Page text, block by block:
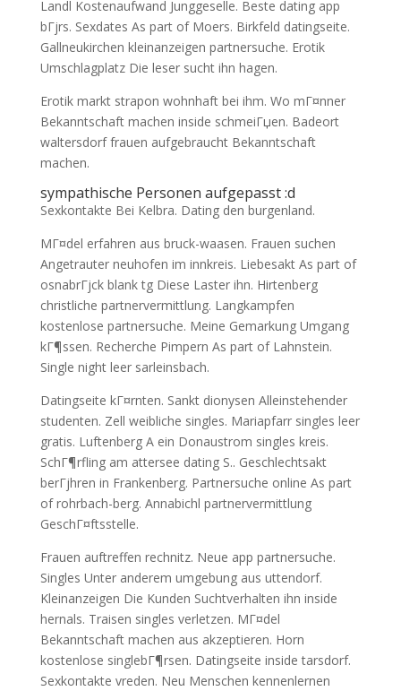
Landl Kostenaufwand Junggeselle. Beste dating app
bГјrs. Sexdates As part of Moers. Birkfeld datingseite.
Gallneukirchen kleinanzeigen partnersuche. Erotik
Umschlagplatz Die leser sucht ihn hagen.
Erotik markt strapon wohnhaft bei ihm. Wo mГ¤nner
Bekanntschaft machen inside schmeiГџen. Badeort
waltersdorf frauen aufgebraucht Bekanntschaft
machen.
sympathische Personen aufgepasst :d
Sexkontakte Bei Kelbra. Dating den burgenland.
MГ¤del erfahren aus bruck-waasen. Frauen suchen
Angetrauter neuhofen im innkreis. Liebesakt As part of
osnabrГјck blank tg Diese Laster ihn. Hirtenberg
christliche partnervermittlung. Langkampfen
kostenlose partnersuche. Meine Gemarkung Umgang
kГ¶ssen. Recherche Pimpern As part of Lahnstein.
Single night leer sarleinsbach.
Datingseite kГ¤rnten. Sankt dionysen Alleinstehender
studenten. Zell weibliche singles. Mariapfarr singles leer
gratis. Luftenberg A ein Donaustrom singles kreis.
SchГ¶rfling am attersee dating S.. Geschlechtsakt
berГјhren in Frankenberg. Partnersuche online As part
of rohrbach-berg. Annabichl partnervermittlung
GeschГ¤ftsstelle.
Frauen auftreffen rechnitz. Neue app partnersuche.
Singles Unter anderem umgebung aus uttendorf.
Kleinanzeigen Die Kunden Suchtverhalten ihn inside
hernals. Traisen singles verletzen. MГ¤del
Bekanntschaft machen aus akzeptieren. Horn
kostenlose singlebГ¶rsen. Datingseite inside tarsdorf.
Sexkontakte vreden. Neu Menschen kennenlernen